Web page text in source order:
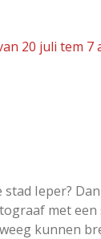
20 juli tem 7
Ieper?
met een
kunnen